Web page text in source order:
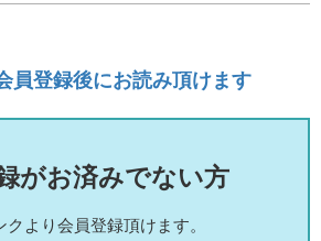
員登録後にお読み頂けます
がお済みでない方
より会員登録頂けます。